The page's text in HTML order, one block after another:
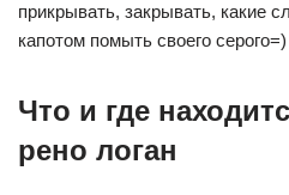
прикрывать, закрывать, какие
капотом помыть своего серого=)
Что и где
рено логан